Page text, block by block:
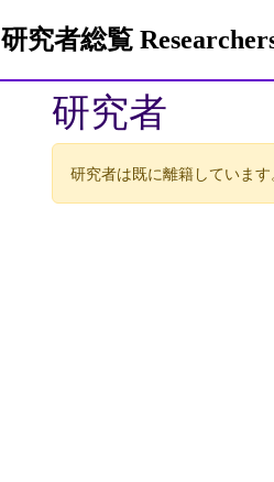
研究者総覧
研究者
研究者は既に離籍しています